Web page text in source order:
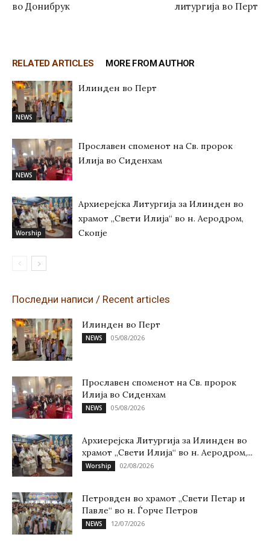
во Донибрук литургија во Перт
RELATED ARTICLES MORE FROM AUTHOR
NEWS
Илинден во Перт
NEWS
Прославен споменот на Св. пророк
Илија во Сиденхам
Worship
Архиерејска Литургија за Илинден во
храмот „Свети Илија“ во н. Аеродром,
Скопје
Последни написи / Recent articles
Илинден во Перт
NEWS 05/08/2026
Прославен споменот на Св. пророк
Илија во Сиденхам
NEWS 05/08/2026
Архиерејска Литургија за Илинден во
храмот „Свети Илија“ во н. Аеродром,...
Worship 02/08/2026
Петровден во храмот „Свети Петар и
Павле“ во н. Ѓорче Петров
NEWS 12/07/2026